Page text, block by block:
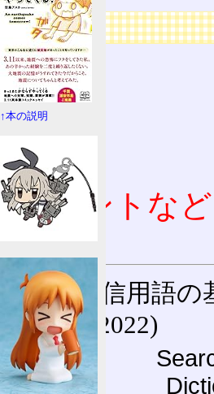
広告
コメントな
通信用語の
(27-May-2022)
↑本の説明